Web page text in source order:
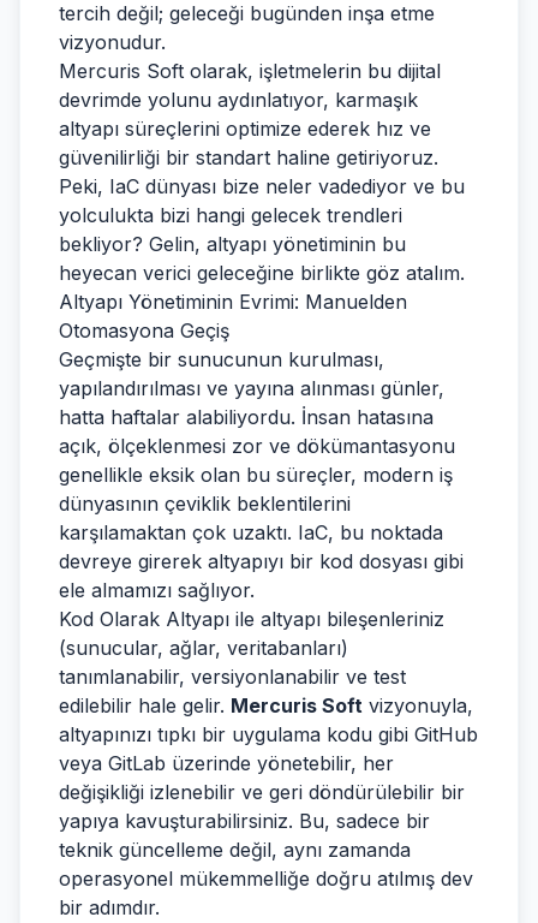
tercih değil; geleceği bugünden inşa etme
vizyonudur.
Mercuris Soft olarak, işletmelerin bu dijital
devrimde yolunu aydınlatıyor, karmaşık
altyapı süreçlerini optimize ederek hız ve
güvenilirliği bir standart haline getiriyoruz.
Peki, IaC dünyası bize neler vadediyor ve bu
yolculukta bizi hangi gelecek trendleri
bekliyor? Gelin, altyapı yönetiminin bu
heyecan verici geleceğine birlikte göz atalım.
Altyapı Yönetiminin Evrimi: Manuelden
Otomasyona Geçiş
Geçmişte bir sunucunun kurulması,
yapılandırılması ve yayına alınması günler,
hatta haftalar alabiliyordu. İnsan hatasına
açık, ölçeklenmesi zor ve dökümantasyonu
genellikle eksik olan bu süreçler, modern iş
dünyasının çeviklik beklentilerini
karşılamaktan çok uzaktı. IaC, bu noktada
devreye girerek altyapıyı bir kod dosyası gibi
ele almamızı sağlıyor.
Kod Olarak Altyapı ile altyapı bileşenleriniz
(sunucular, ağlar, veritabanları)
tanımlanabilir, versiyonlanabilir ve test
edilebilir hale gelir. Mercuris Soft vizyonuyla,
altyapınızı tıpkı bir uygulama kodu gibi GitHub
veya GitLab üzerinde yönetebilir, her
değişikliği izlenebilir ve geri döndürülebilir bir
yapıya kavuşturabilirsiniz. Bu, sadece bir
teknik güncelleme değil, aynı zamanda
operasyonel mükemmelliğe doğru atılmış dev
bir adımdır.